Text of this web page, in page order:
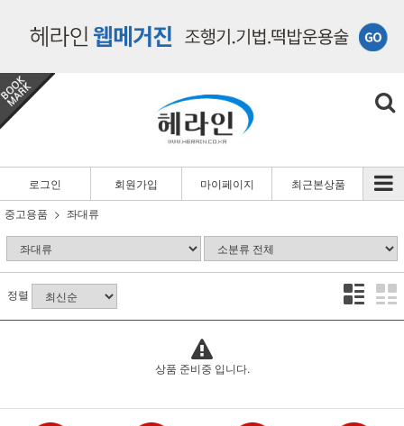
로그인 회원가입 마이페이지
최근본상품
중고용품
좌대류
정렬
상품 준비중 입니다.